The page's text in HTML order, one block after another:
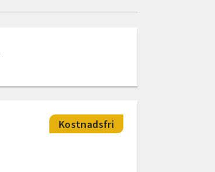
Kostnadsfri